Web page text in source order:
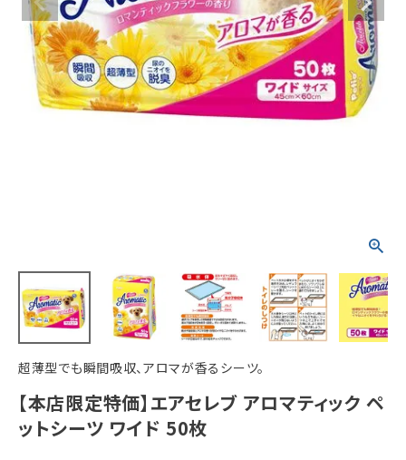
ACCOUNT MENU
ようこそ ゲスト 様
ログイン person 新規会員登録
超薄型でも瞬間吸収、アロマが香るシーツ。
【本店限定特価】エアセレブ アロマティック ペ
ットシーツ ワイド 50枚